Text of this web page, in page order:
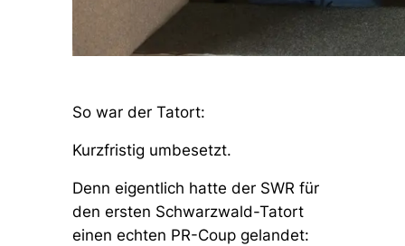
So war der Tatort:
Kurzfristig umbesetzt.
Denn eigentlich hatte der SWR für
den ersten Schwarzwald-Tatort
einen echten PR-Coup gelandet: